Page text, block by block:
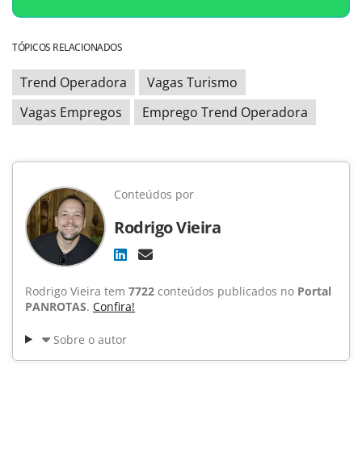
TÓPICOS RELACIONADOS
Trend Operadora
Vagas Turismo
Vagas Empregos
Emprego Trend Operadora
Conteúdos por
Rodrigo Vieira
Rodrigo Vieira tem 7722 conteúdos publicados no Portal
PANROTAS. Confira!
Sobre o autor